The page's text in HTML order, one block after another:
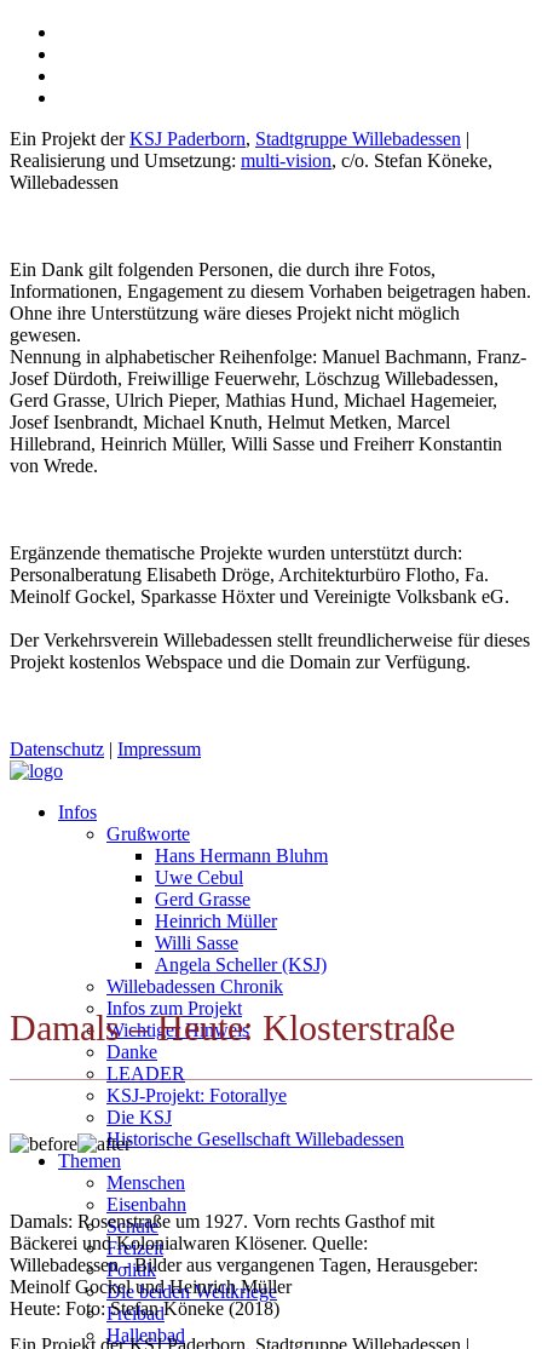
Ein Projekt derKSJ Paderborn, Stadtgruppe Willebadessen |
Realisierung und Umsetzung: multi-vision, c/o. Stefan Köneke,
Willebadessen
Ein Dank gilt folgenden Personen, die durch ihre Fotos,
Informationen, Engagement zu diesem Vorhaben beigetragen haben.
Ohne ihre Unterstützung wäre dieses Projekt nicht möglich
gewesen.
Nennung in alphabetischer Reihenfolge: Manuel Bachmann, Franz-
Josef Dürdoth, Freiwillige Feuerwehr, Löschzug Willebadessen,
Gerd Grasse, Ulrich Pieper, Mathias Hund, Michael Hagemeier,
Josef Isenbrandt, Michael Knuth, Helmut Metken, Marcel
Hillebrand, Heinrich Müller, Willi Sasse und Freiherr Konstantin
von Wrede.
Ergänzende thematische Projekte wurden unterstützt durch:
Personalberatung Elisabeth Dröge, Architekturbüro Flotho, Fa.
Meinolf Gockel, Sparkasse Höxter und Vereinigte Volksbank eG.
Der Verkehrsverein Willebadessen stellt freundlicherweise für dieses
Projekt kostenlos Webspace und die Domain zur Verfügung.
Datenschutz | Impressum
Infos
Grußworte
Hans Hermann Bluhm
Uwe Cebul
Gerd Grasse
Heinrich Müller
Willi Sasse
Angela Scheller (KSJ)
Willebadessen Chronik
Infos zum Projekt
Wichtiger Hinweis
Danke
LEADER
KSJ-Projekt: Fotorallye
Die KSJ
Historische Gesellschaft Willebadessen
Themen
Menschen
Eisenbahn
Schule
Freizeit
Politik
Die beiden Weltkriege
Freibad
Hallenbad
Damals – Heute: Klosterstraße
Damals: Rosenstraße um 1927. Vorn rechts Gasthof mit
Bäckerei und Kolonialwaren Klösener. Quelle:
Willebadessen - Bilder aus vergangenen Tagen, Herausgeber:
Meinolf Gockel und Heinrich Müller
Heute: Foto: Stefan Köneke (2018)